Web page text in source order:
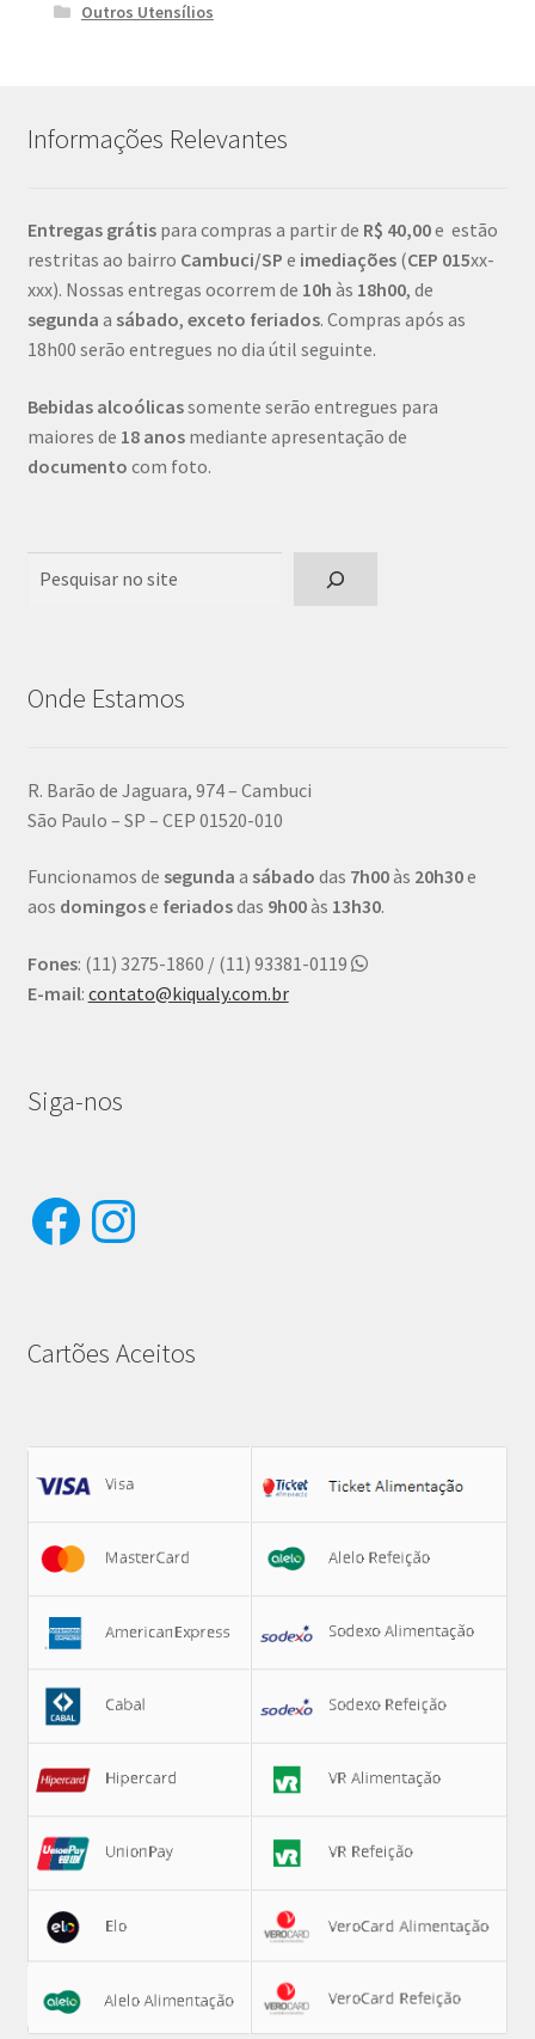
Outros Utensílios
Informações Relevantes
Entregas grátis para compras a partir de R$ 40,00e estão
restritas ao bairro Cambuci/SP e imediações(CEP 015xx-
xxx). Nossas entregas ocorrem de 10h às 18h00, de
segunda a sábado, exceto feriados. Compras após as
18h00 serão entregues no dia útil seguinte.
Bebidas alcoólicassomente serão entregues para
maiores de 18 anosmediante apresentação de
documento com foto.
Onde Estamos
R. Barão de Jaguara, 974 – Cambuci
São Paulo – SP – CEP 01520-010
Funcionamos de segunda a sábado das 7h00às 20h30e
aos domingose feriadosdas 9h00às 13h30.
Fones: (11) 3275-1860 / (11) 93381-0119
E-mail: contato@kiqualy.com.br
Siga-nos
Facebook
Instagram
Cartões Aceitos